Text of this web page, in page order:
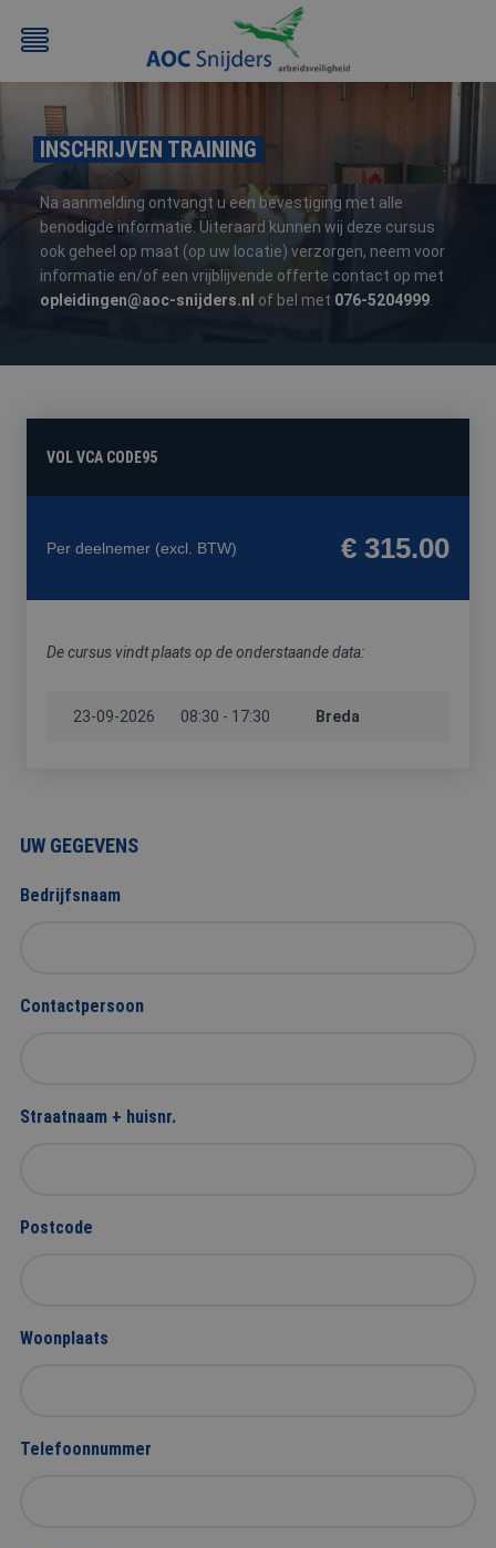
BEHEERDER
ATEX
BESLOTEN
BHV
EERSTE
SOCIALE
REACHTRUCK
HOOGWERKER
VCA
INSCHRIJVEN TRAINING
Na aanmelding ontvangt u een bevestiging met alle
benodigde informatie. Uiteraard kunnen wij deze cursus
ook geheel op maat (op uw locatie) verzorgen, neem voor
informatie en/of een vrijblijvende offerte contact op met
opleidingen@aoc-snijders.nl of bel met 076-5204999
VOL VCA CODE95
Per deelnemer (excl. BTW) € 315.00
De cursus vindt plaats op de onderstaande data:
23-09-2026 08:30 - 17:30 Breda
UW GEGEVENS
Bedrijfsnaam
Contactpersoon
Straatnaam + huisnr.
Postcode
Woonplaats
Telefoonnummer